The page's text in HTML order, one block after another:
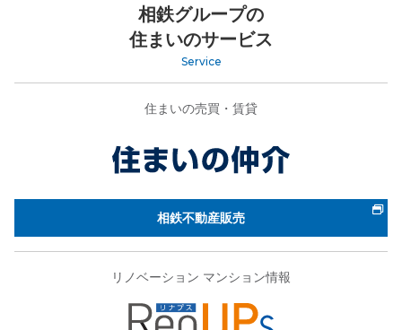
相鉄グループの
住まいのサービス
Service
住まいの売買・賃貸
相鉄不動産販売
リノベーション マンション情報